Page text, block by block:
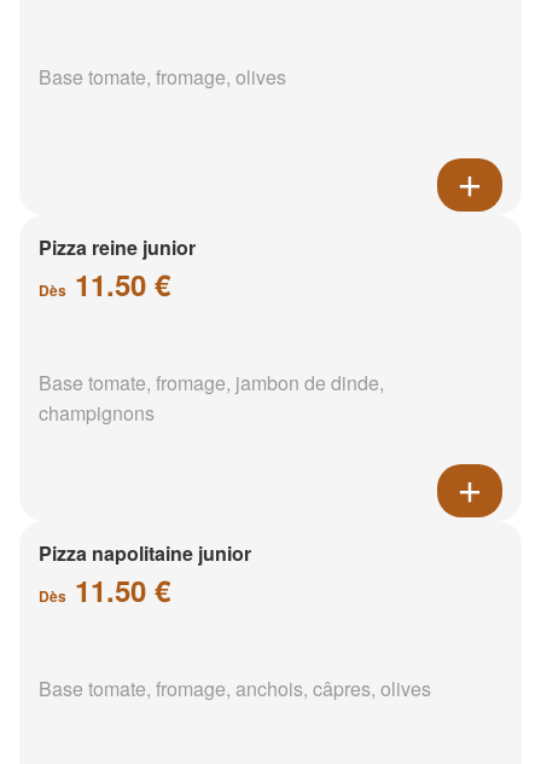
Base tomate, fromage, olives
Pizza reine junior
Dès 11.50 €
Base tomate, fromage, jambon de dinde,
champignons
Pizza napolitaine junior
Dès 11.50 €
Base tomate, fromage, anchois, câpres, olives